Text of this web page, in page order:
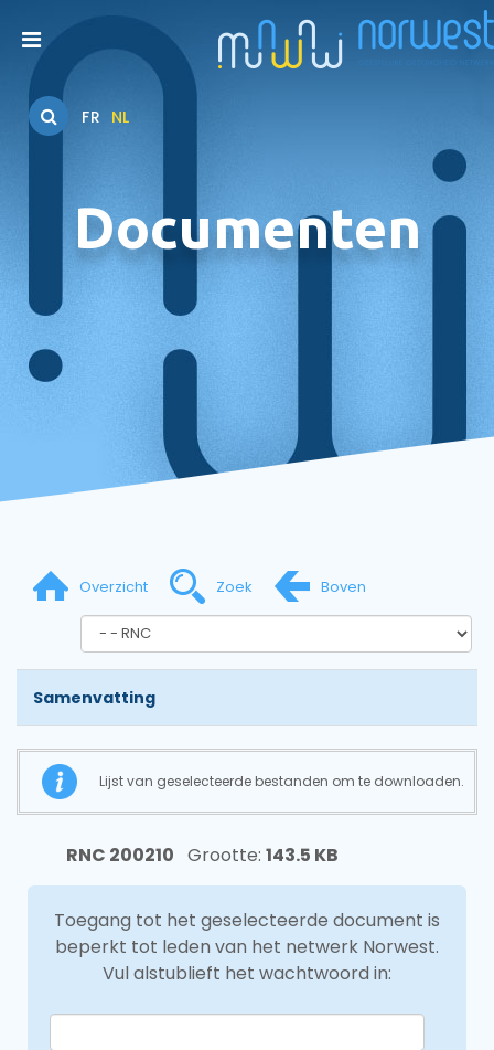
FR NL
Documenten
Overzicht Zoek Boven
Samenvatting
Lijst van geselecteerde bestanden om te downloaden.
RNC 200210 Grootte: 143.5 KB
Toegang tot het geselecteerde document is
beperkt tot leden van het netwerk Norwest.
Vul alstublieft het wachtwoord in: